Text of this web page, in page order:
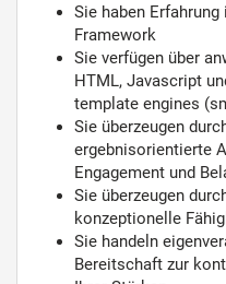
Sie haben
Framework
Sie verfügen über
HTML, Javascript
template engines
Sie überzeugen
ergebnisorientierte
Engagement und
Sie überzeugen
konzeptionelle
Sie handeln
Bereitschaft zur